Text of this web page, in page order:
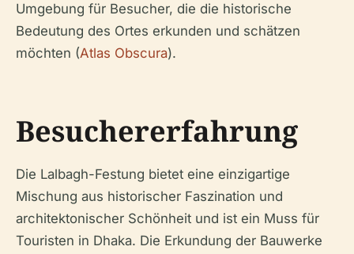
Umgebung für Besucher, die die historische
Bedeutung des Ortes erkunden und schätzen
möchten (Atlas Obscura).
Besuchererfahrung
Die Lalbagh-Festung bietet eine einzigartige
Mischung aus historischer Faszination und
architektonischer Schönheit und ist ein Muss für
Touristen in Dhaka. Die Erkundung der Bauwerke